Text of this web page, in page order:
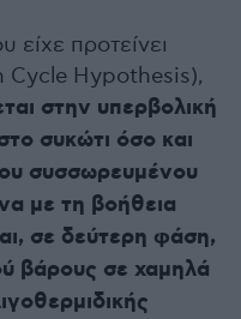
προτείνει
Cycle Hypothesis),
στην υπερβολική
συκώτι όσο και
συσσωρευμένου
με τη βοήθεια
σε δεύτερη φάση,
βάρους σε χαμηλά